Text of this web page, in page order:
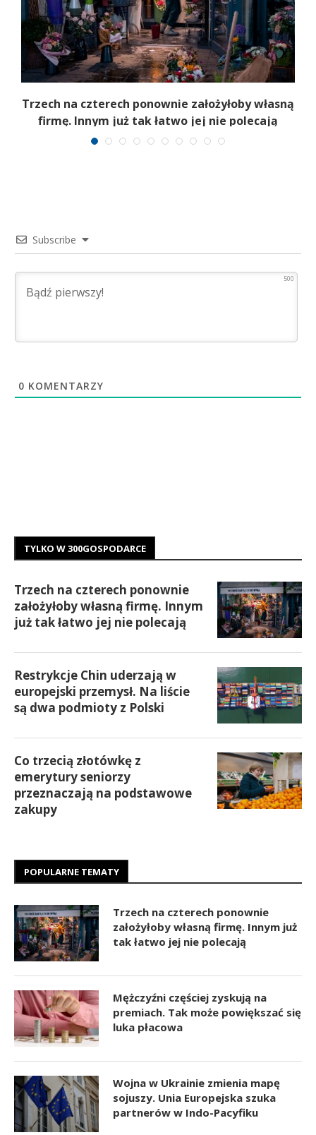
Trzech na czterech ponownie założyłoby własną
firmę. Innym już tak łatwo jej nie polecają
Subscribe
500
0 KOMENTARZY
TYLKO W 300GOSPODARCE
Trzech na czterech ponownie
założyłoby własną firmę. Innym
już tak łatwo jej nie polecają
Restrykcje Chin uderzają w
europejski przemysł. Na liście
są dwa podmioty z Polski
Co trzecią złotówkę z
emerytury seniorzy
przeznaczają na podstawowe
zakupy
POPULARNE TEMATY
Trzech na czterech ponownie
założyłoby własną firmę. Innym już
tak łatwo jej nie polecają
Mężczyźni częściej zyskują na
premiach. Tak może powiększać się
luka płacowa
Wojna w Ukrainie zmienia mapę
sojuszy. Unia Europejska szuka
partnerów w Indo-Pacyfiku